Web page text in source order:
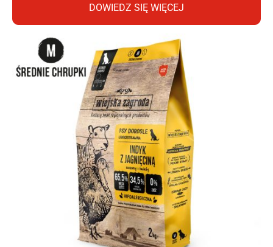
DOWIEDZ SIĘ WIĘCEJ